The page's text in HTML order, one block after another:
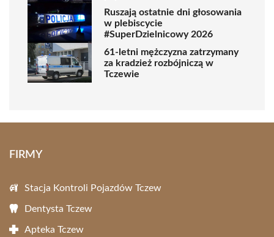
Ruszają ostatnie dni głosowania
w plebiscycie
#SuperDzielnicowy 2026
61-letni mężczyzna zatrzymany
za kradzież rozbójniczą w
Tczewie
FIRMY
Stacja Kontroli Pojazdów Tczew
Dentysta Tczew
Apteka Tczew